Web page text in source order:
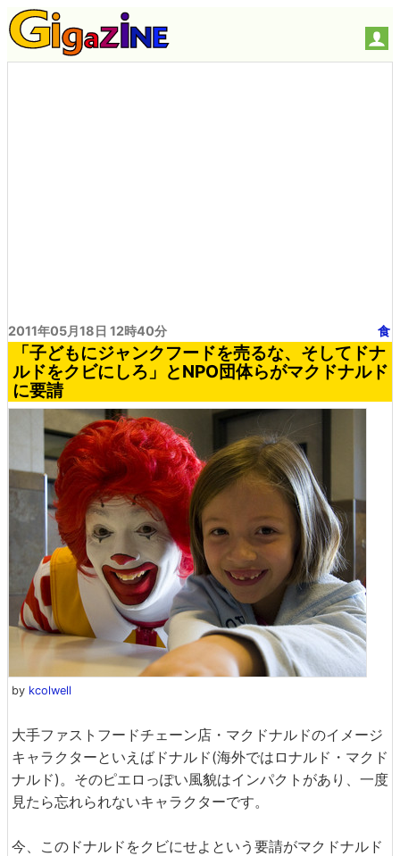
2011年05月18日 12時40分 食
「子どもにジャンクフードを売るな、そしてドナ
ルドをクビにしろ」とNPO団体らがマクドナルド
に要請
by kcolwell
大手ファストフードチェーン店・マクドナルドのイメージ
キャラクターといえばドナルド(海外ではロナルド・マクド
ナルド)。そのピエロっぽい風貌はインパクトがあり、一度
見たら忘れられないキャラクターです。
今、このドナルドをクビにせよという要請がマクドナルド